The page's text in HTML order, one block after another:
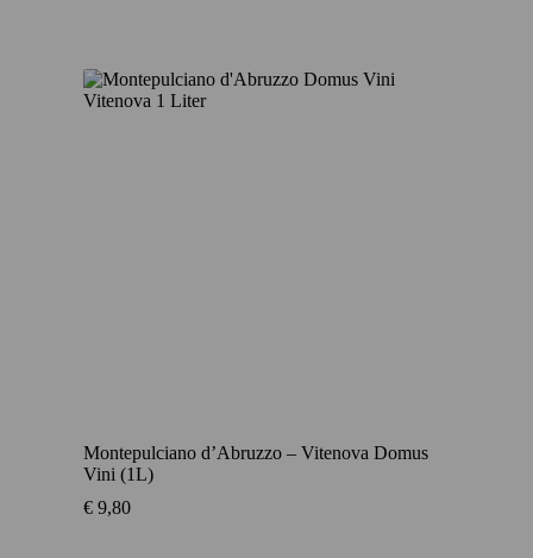
Montepulciano d’Abruzzo – Vitenova Domus
Vini (1L)
€ 9,80